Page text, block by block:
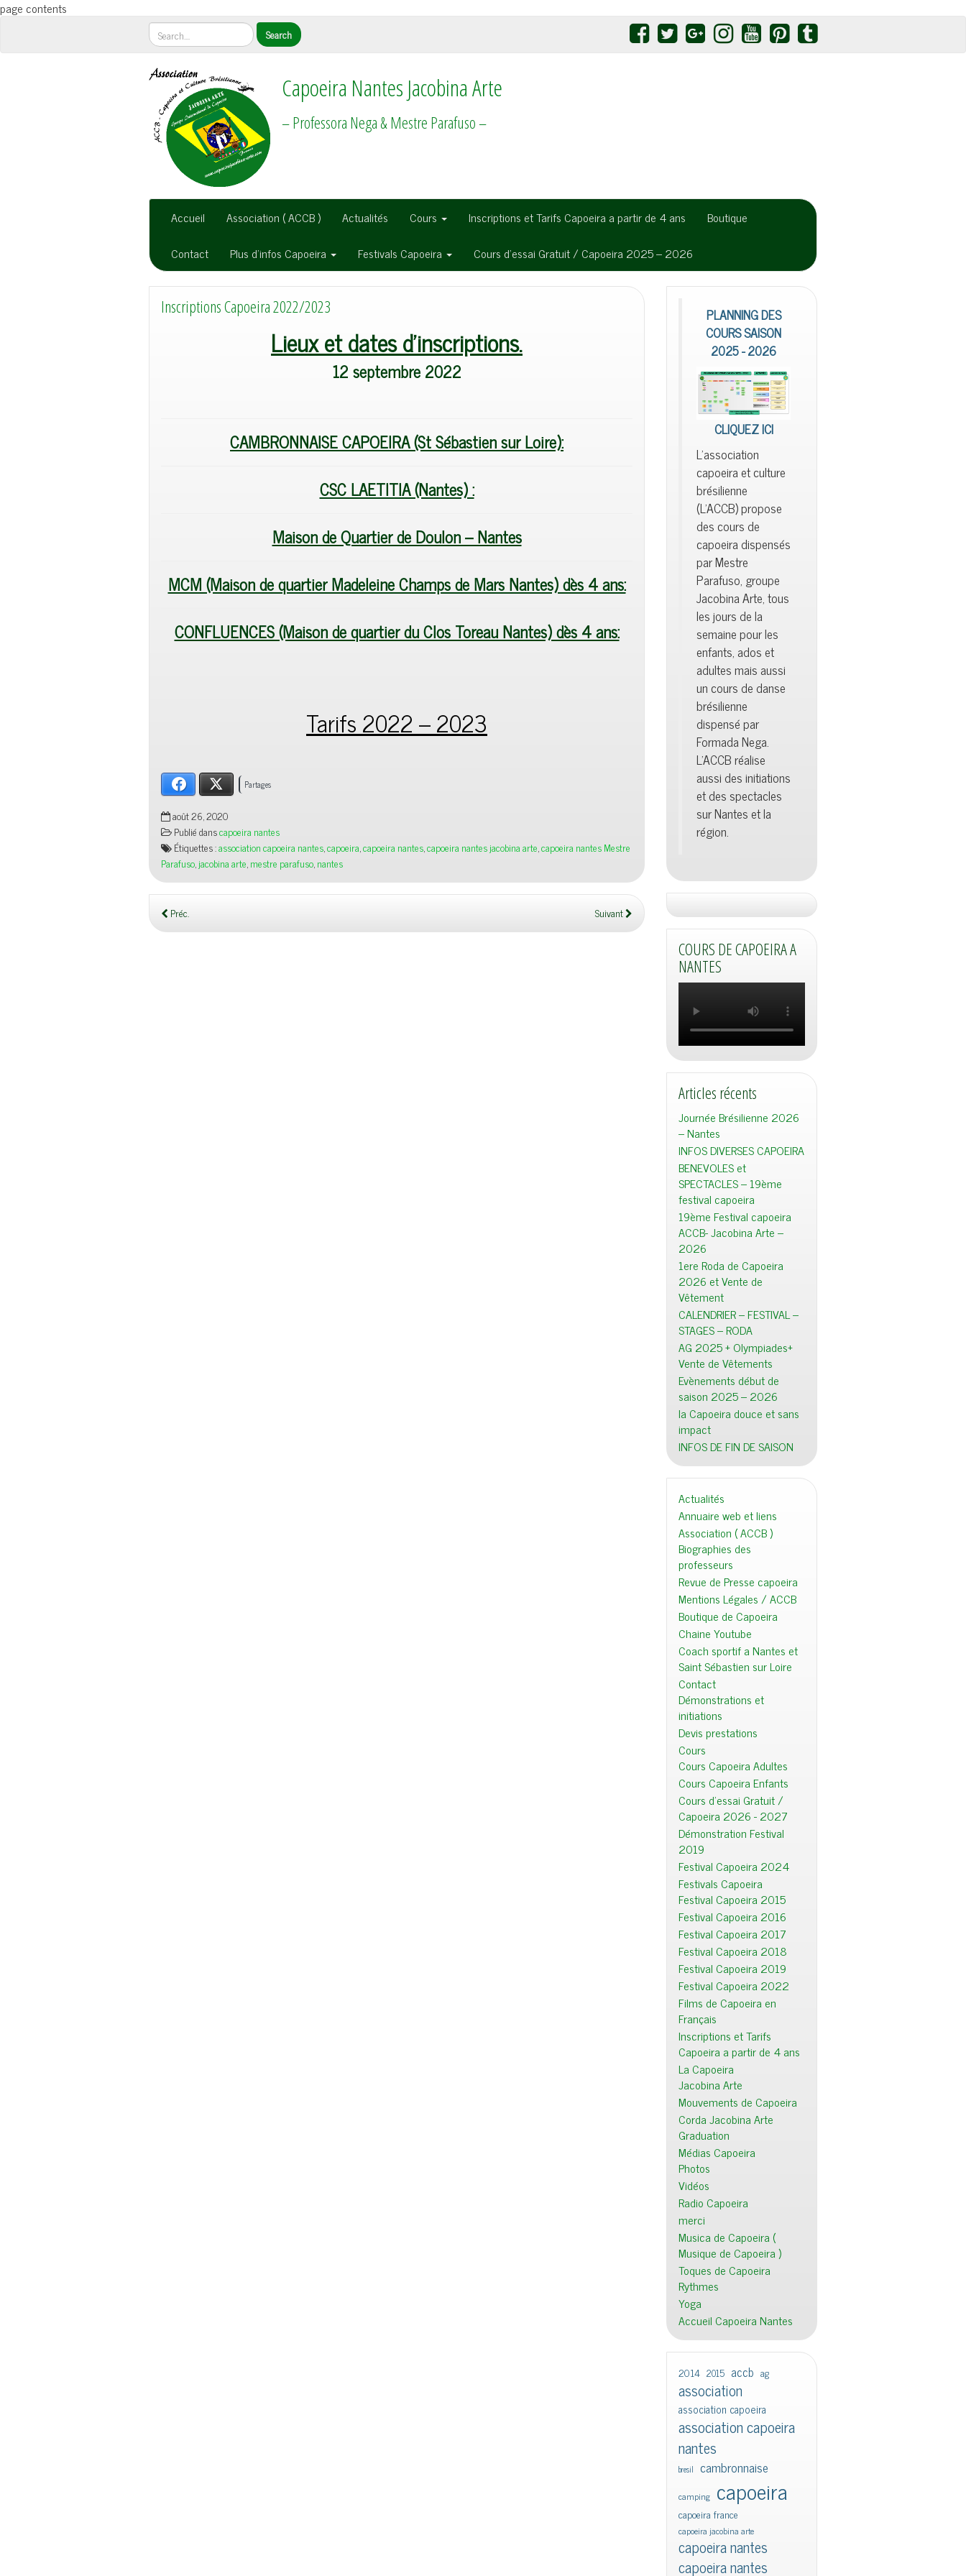
page contents
Capoeira Nantes Jacobina Arte
– Professora Nega & Mestre Parafuso –
Accueil Association ( ACCB ) Actualités Cours Inscriptions et Tarifs Capoeira a partir de 4 ans
Boutique
Contact
Plus d’infos Capoeira Festivals Capoeira Cours d’essai Gratuit / Capoeira 2025 – 2026
Inscriptions Capoeira 2022/2023
Lieux et dates d’inscriptions.
12 septembre 2022
CAMBRONNAISE CAPOEIRA(St Sébastien sur Loire):
CSC LAETITIA (Nantes) :
Maison de Quartier de Doulon – Nantes
MCM (Maison de quartier Madeleine Champs de Mars Nantes) dès 4 ans:
CONFLUENCES (Maison de quartier du Clos Toreau Nantes) dès 4 ans:
Tarifs 2022 – 2023
Facebook X Partages
août 26, 2020
Publié danscapoeira nantes
Étiquettes :association capoeira nantes,capoeira,capoeira nantes,capoeira nantes jacobina arte,capoeira nantes Mestre
Parafuso,jacobina arte,mestre parafuso,nantes
Préc. Suivant
PLANNING DES
COURS SAISON
2025 - 2026
CLIQUEZ ICI
L'association
capoeira et culture
brésilienne
(L'ACCB) propose
des cours de
capoeira dispensés
par Mestre
Parafuso, groupe
Jacobina Arte, tous
les jours de la
semaine pour les
enfants, ados et
adultes mais aussi
un cours de danse
brésilienne
dispensé par
Formada Nega.
L'ACCB réalise
aussi des initiations
et des spectacles
sur Nantes et la
région.
COURS DE CAPOEIRA A
NANTES
Articles récents
Journée Brésilienne 2026
– Nantes
INFOS DIVERSES CAPOEIRA
BENEVOLES et
SPECTACLES – 19ème
festival capoeira
19ème Festival capoeira
ACCB- Jacobina Arte –
2026
1ere Roda de Capoeira
2026 et Vente de
Vêtement
CALENDRIER – FESTIVAL –
STAGES – RODA
AG 2025 + Olympiades+
Vente de Vêtements
Evènements début de
saison 2025 – 2026
la Capoeira douce et sans
impact
INFOS DE FIN DE SAISON
Actualités
Annuaire web et liens
Association ( ACCB )
Biographies des
professeurs
Revue de Presse capoeira
Mentions Légales / ACCB
Boutique de Capoeira
Chaine Youtube
Coach sportif a Nantes et
Saint Sébastien sur Loire
Contact
Démonstrations et
initiations
Devis prestations
Cours
Cours Capoeira Adultes
Cours Capoeira Enfants
Cours d'essai Gratuit /
Capoeira 2026 - 2027
Démonstration Festival
2019
Festival Capoeira 2024
Festivals Capoeira
Festival Capoeira 2015
Festival Capoeira 2016
Festival Capoeira 2017
Festival Capoeira 2018
Festival Capoeira 2019
Festival Capoeira 2022
Films de Capoeira en
Français
Inscriptions et Tarifs
Capoeira a partir de 4 ans
La Capoeira
Jacobina Arte
Mouvements de Capoeira
Corda Jacobina Arte
Graduation
Médias Capoeira
Photos
Vidéos
Radio Capoeira
merci
Musica de Capoeira (
Musique de Capoeira )
Toques de Capoeira
Rythmes
Yoga
Accueil Capoeira Nantes
2014 2015 accb ag
association
association capoeira
association capoeira
nantes
bresil cambronnaise
camping capoeira
capoeira france
capoeira jacobina arte
capoeira nantes
capoeira nantes